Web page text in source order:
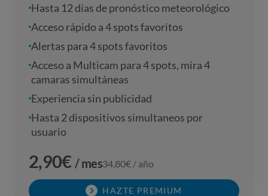
Hasta 12 días de pronóstico meteorológico
Acceso rápido a 4 spots favoritos
Alertas para 4 spots favoritos
Acceso a Multicam para 4 spots, mira 4
camaras simultáneas
Experiencia sin publicidad
Hasta 2 dispositivos simultaneos por
usuario
2,90€ / mes34,80€ / año
HAZTE PREMIUM